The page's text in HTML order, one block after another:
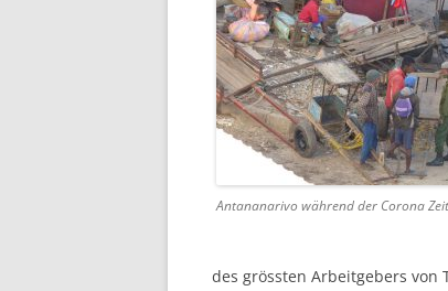
Antananarivo während der Corona
des grössten Arbeitgebers von